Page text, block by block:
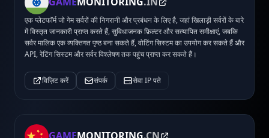
एक प्लेटफॉर्म जो गेम सर्वरों की निगरानी और प्रबंधन के लिए है, जहां खिलाड़ी सर्वरों के बारे
में विस्तृत जानकारी प्राप्त करते हैं, सुविधाजनक फ़िल्टर और सत्यापित समीक्षाएं, जबकि
सर्वर मालिक एक व्यक्तिगत पृष्ठ बना सकते हैं, वोटिंग सिस्टम का उपयोग कर सकते हैं और
API, रेटिंग सिस्टम और सर्वर विश्लेषण तक पहुंच प्राप्त कर सकते हैं।
विज़िट करें संपर्क सेवा IP पते